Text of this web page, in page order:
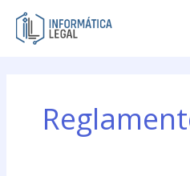
contenido